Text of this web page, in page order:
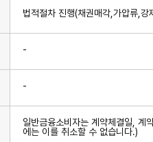
법적절차 진행(채권매각,가압류,강
-
-
일반금융소비자는 계약체결일, 계
에는 이를 취소할 수 없습니다.)